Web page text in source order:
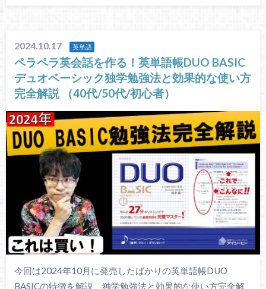
2024.10.17 英単語
ペラペラ英会話を作る！英単語帳DUO BASIC
デュオベーシック独学勉強法と効果的な使い方
完全解説 （40代/50代/初心者）
今回は2024年10月に発売したばかりの英単語帳DUO
BASICの特徴を解説、独学勉強法と効果的な使い方完全解